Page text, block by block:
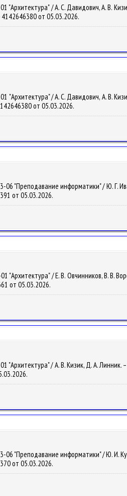
/ А. С. Давидович, А. В.
от 05.03.2026.
/ А. С. Давидович, А. В.
от 05.03.2026.
"Преподавание информатики" / Ю. Г.
от 05.03.2026.
/ Е. В. Овчинников, В. В.
от 05.03.2026.
/ А. В. Кизик, Д. А. Линник. –
"Преподавание информатики" / Ю. И.
от 05.03.2026.